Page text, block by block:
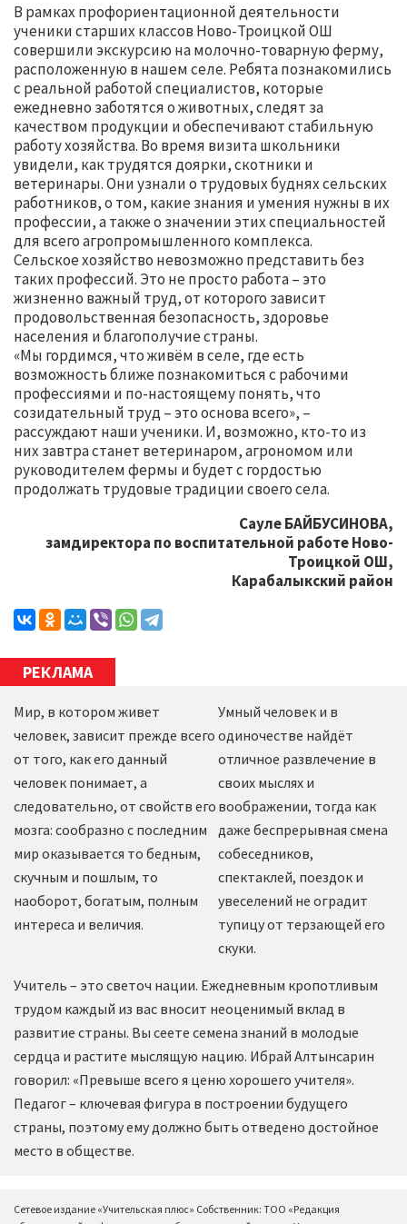
В рамках профориентационной деятельности
ученики старших классов Ново-Троицкой ОШ
совершили экскурсию на молочно-товарную ферму,
расположенную в нашем селе. Ребята познакомились
с реальной работой специалистов, которые
ежедневно заботятся о животных, следят за
качеством продукции и обеспечивают стабильную
работу хозяйства. Во время визита школьники
увидели, как трудятся доярки, скотники и
ветеринары. Они узнали о трудовых буднях сельских
работников, о том, какие знания и умения нужны в их
профессии, а также о значении этих специальностей
для всего агропромышленного комплекса.
Сельское хозяйство невозможно представить без
таких профессий. Это не просто работа – это
жизненно важный труд, от которого зависит
продовольственная безопасность, здоровье
населения и благополучие страны.
«Мы гордимся, что живём в селе, где есть
возможность ближе познакомиться с рабочими
профессиями и по-настоящему понять, что
созидательный труд – это основа всего», –
рассуждают наши ученики. И, возможно, кто-то из
них завтра станет ветеринаром, агрономом или
руководителем фермы и будет с гордостью
продолжать трудовые традиции своего села.
Сауле БАЙБУСИНОВА,
замдиректора по воспитательной работе Ново-
Троицкой ОШ,
Карабалыкский район
РЕКЛАМА
Мир, в котором живет
человек, зависит прежде всего
от того, как его данный
человек понимает, а
следовательно, от свойств его
мозга: сообразно с последним
мир оказывается то бедным,
скучным и пошлым, то
наоборот, богатым, полным
интереса и величия.
Умный человек и в
одиночестве найдёт
отличное развлечение в
своих мыслях и
воображении, тогда как
даже беспрерывная смена
собеседников,
спектаклей, поездок и
увеселений не оградит
тупицу от терзающей его
скуки.
Учитель – это светоч нации. Ежедневным кропотливым
трудом каждый из вас вносит неоценимый вклад в
развитие страны. Вы сеете семена знаний в молодые
сердца и растите мыслящую нацию. Ибрай Алтынсарин
говорил: «Превыше всего я ценю хорошего учителя».
Педагог – ключевая фигура в построении будущего
страны, поэтому ему должно быть отведено достойное
место в обществе.
Сетевое издание «Учительская плюс» Собственник: ТОО «Редакция